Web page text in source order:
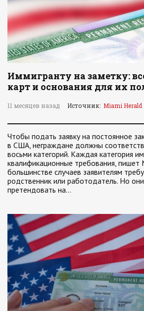
Иммигранту на заметку:
карт и основания для их
11 месяцев назад Источник: Miami Herald
Чтобы подать заявку на постоянное
в США, неграждане должны
восьми категорий. Каждая категория
квалификационные требования, пишет
большинстве случаев заявителям
родственник или работодатель. Но
претендовать на…